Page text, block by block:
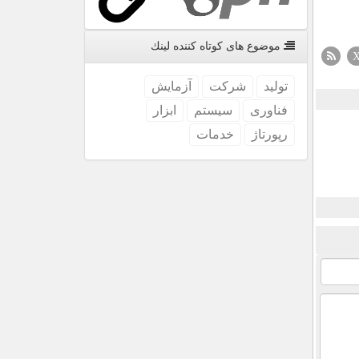
X
موضوع های كوتاه كننده لینك
تولید شركت
آزمایش
فناوری
سیستم
ابزار
رپورتاژ
خدمات